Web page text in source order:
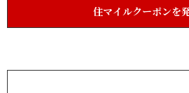
住マイルクーポンを